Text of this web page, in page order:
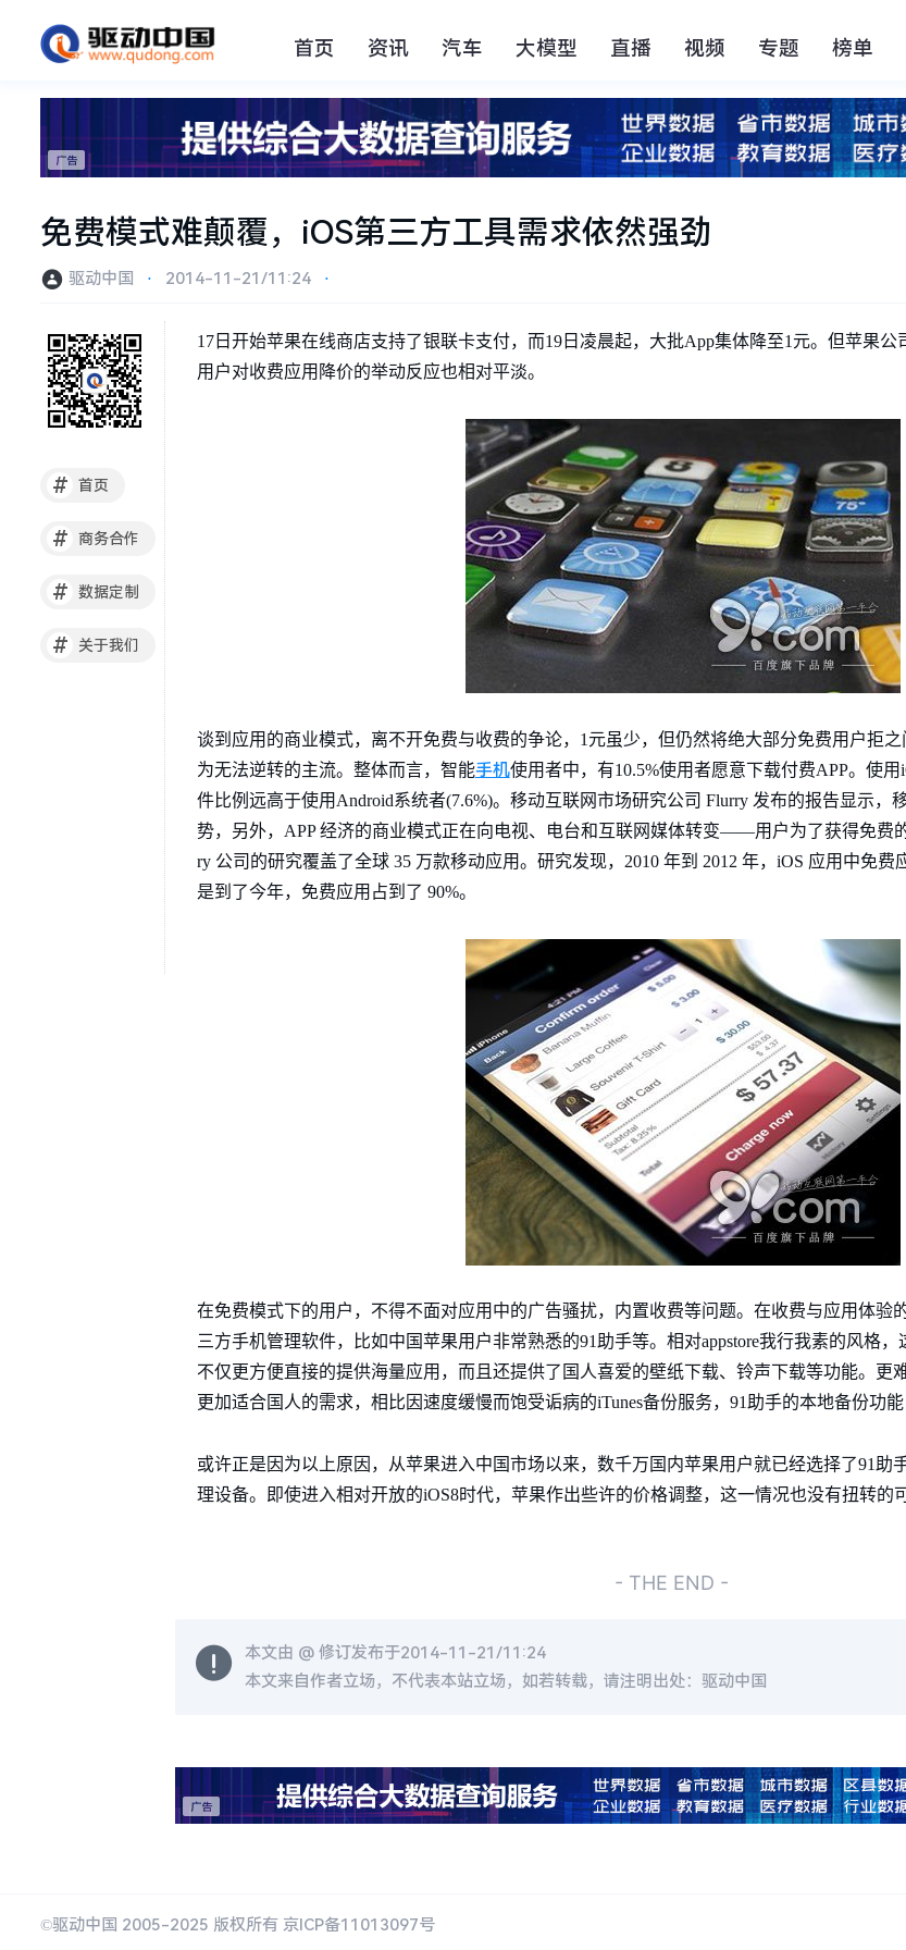
首页 资讯 汽车 大模型 直播 视频 专题 榜单
免费模式难颠覆，iOS第三方工具需求依然强劲
驱动中国 ⋅ 2014-11-21/11:24 ⋅
# 首页
# 商务合作
# 数据定制
# 关于我们
17日开始苹果在线商店支持了银联卡支付，而19日凌晨起，大批App集体降至1元。但苹果公
用户对收费应用降价的举动反应也相对平淡。
谈到应用的商业模式，离不开免费与收费的争论，1元虽少，但仍然将绝大部分免费用户拒
为无法逆转的主流。整体而言，智能手机使用者中，有10.5%使用者愿意下载付费APP。使
件比例远高于使用Android系统者(7.6%)。移动互联网市场研究公司 Flurry 发布的报告显示，
势，另外，APP 经济的商业模式正在向电视、电台和互联网媒体转变——用户为了获得免费
ry 公司的研究覆盖了全球 35 万款移动应用。研究发现，2010 年到 2012 年，iOS 应用中免费
是到了今年，免费应用占到了 90%。
在免费模式下的用户，不得不面对应用中的广告骚扰，内置收费等问题。在收费与应用体验
三方手机管理软件，比如中国苹果用户非常熟悉的91助手等。相对appstore我行我素的风格，
不仅更方便直接的提供海量应用，而且还提供了国人喜爱的壁纸下载、铃声下载等功能。更
更加适合国人的需求，相比因速度缓慢而饱受诟病的iTunes备份服务，91助手的本地备份功能
或许正是因为以上原因，从苹果进入中国市场以来，数千万国内苹果用户就已经选择了91助
理设备。即使进入相对开放的iOS8时代，苹果作出些许的价格调整，这一情况也没有扭转的可
- THE END -
本文由 @修订发布于2014-11-21/11:24
本文来自作者立场，不代表本站立场，如若转载，请注明出处：驱动中国
©驱动中国 2005-2025 版权所有 京ICP备11013097号